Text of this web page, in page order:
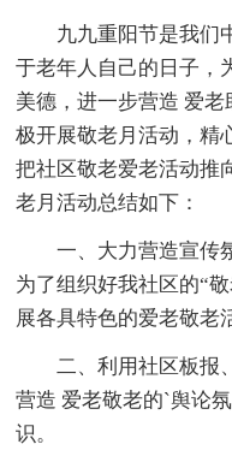
九九重阳节是我们
于老年人自己的日子，
美德，进一步营造 爱
极开展敬老月活动，精
把社区敬老爱老活动推
老月活动总结如下：
一、大力营造宣传
为了组织好我社区的“
展各具特色的爱老敬老
二、利用社区板报
营造 爱老敬老的`舆论
识。